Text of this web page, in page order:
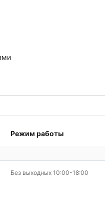
Режим работы
Без выходных 10:00-18:00